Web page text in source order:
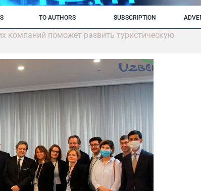
TO AUTHORS SUBSCRIPTION
компаний поможет развить туристическую